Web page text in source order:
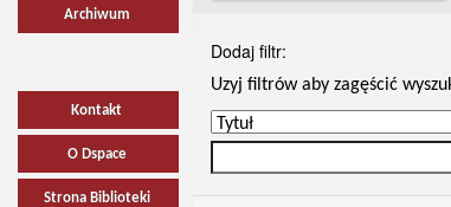
Archiwum
Kontakt
O Dspace
Strona Biblioteki
Dodaj filtr:
Uzyj filtrów aby zagęścić